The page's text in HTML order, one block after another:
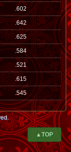
.602
.642
.625
.584
.521
.615
.545
▲TOP